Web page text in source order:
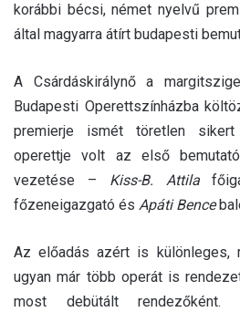
korábbi bécsi, német nyelvű
által magyarra átírt budapesti
A Csárdáskirálynő a
Budapesti Operettszínházba
premierje ismét töretlen
operettje volt az első
vezetése – Kiss-B. Attila
főzeneigazgató és Apáti Bence
Az előadás azért is különleges,
ugyan már több operát is
most debütált